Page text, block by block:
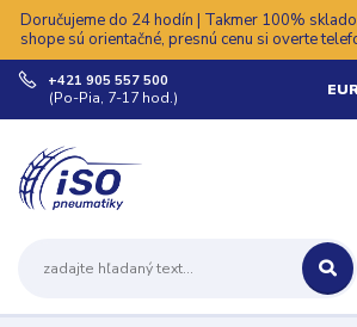
Doručujeme do 24 hodín | Takmer 100%
shope sú orientačné, presnú cenu si overte
+421 905 557 500
(Po-Pia, 7-17 hod.)